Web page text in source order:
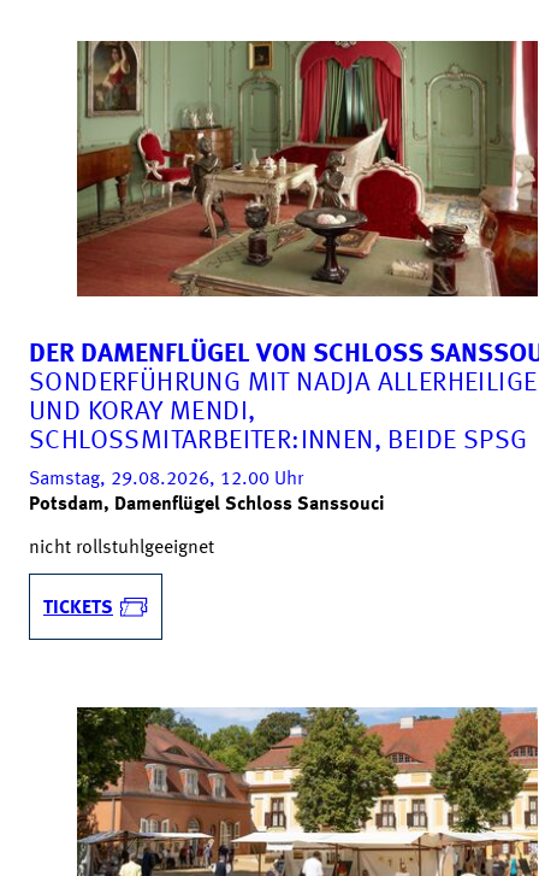
DER DAMENFLÜGEL VON SCHLOSS
SONDERFÜHRUNG MIT NADJA
UND KORAY MENDI,
SCHLOSSMITARBEITER:INNEN, BEIDE SPSG
Samstag, 29.08.2026, 12.00 Uhr
Potsdam, Damenflügel Schloss Sanssouci
nicht rollstuhlgeeignet
TICKETS